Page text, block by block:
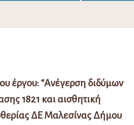
έργου: “Ανέγερση διδύμων
1821 και αισθητική
ΔΕ Μαλεσίνας Δήμου